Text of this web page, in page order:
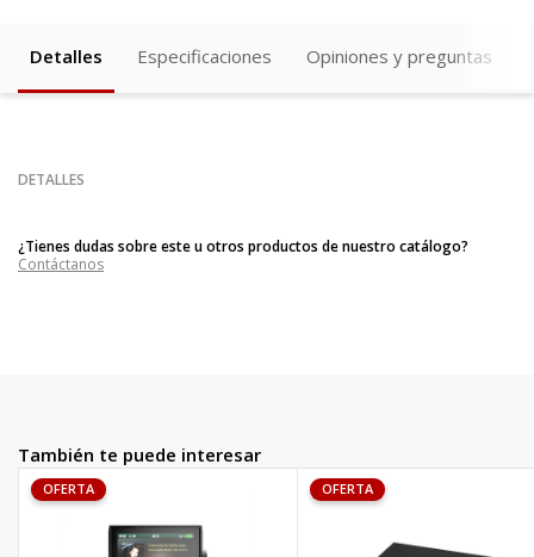
Detalles Especificaciones Opiniones y preguntas
DETALLES
¿Tienes dudas sobre este u otros productos de nuestro catálogo?
Contáctanos
También te puede interesar
OFERTA OFERTA